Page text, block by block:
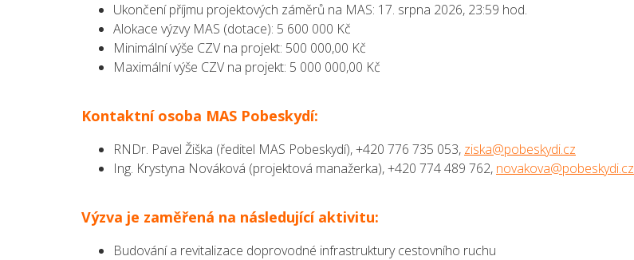
Ukončení příjmu projektových záměrů na MAS: 17. srpna 2026, 23:59 hod.
Alokace výzvy MAS (dotace): 5 600 000 Kč
Minimální výše CZV na projekt: 500 000,00 Kč
Maximální výše CZV na projekt: 5 000 000,00 Kč
Kontaktní osoba MAS Pobeskydí:
RNDr. Pavel Žiška (ředitel MAS Pobeskydí), +420 776 735 053, ziska@pobeskydi.cz
Ing. Krystyna Nováková (projektová manažerka), +420 774 489 762, novakova@pobeskydi.cz
Výzva je zaměřená na následující aktivitu:
Budování a revitalizace doprovodné infrastruktury cestovního ruchu